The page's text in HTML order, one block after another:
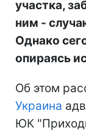
участка,
ним -
Однако
опираясь
Об этом
Украина
ЮК